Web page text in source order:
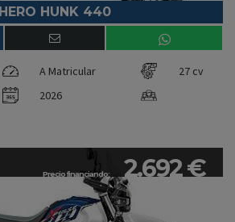
HERO HUNK 440
A Matricular
27 cv
2026
Precio financiando: 2.692 €